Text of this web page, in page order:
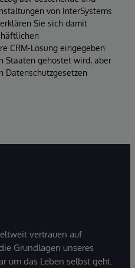
von InterSystems
Sie sich damit
CRM-Lösung eingegeben
Staaten gehostet wird, aber
Datenschutzgesetzen
vertrauen auf
Grundlagen unseres
um das Leben selbst geht.